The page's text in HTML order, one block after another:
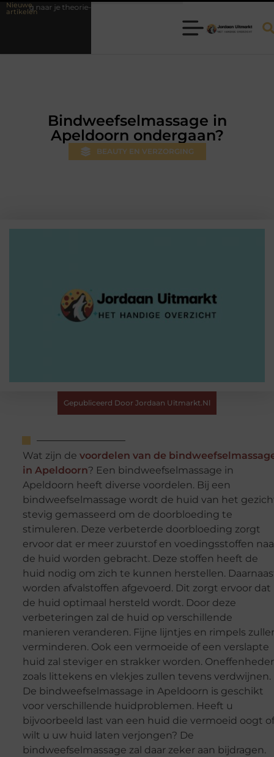
Nieuwe
artikelen
je theorie-examen
Bindweefselmassage in
Apeldoorn ondergaan?
BEAUTY EN VERZORGING
Gepubliceerd Door Jordaan Uitmarkt.nl
Wat zijn de voordelen van de
in Apeldoorn? Een bindweefselmassage in
Apeldoorn heeft diverse voordelen. Bij een
bindweefselmassage wordt de huid van het
stevig gemasseerd om de doorbloeding te
stimuleren. Deze verbeterde doorbloeding zorgt
ervoor dat er meer zuurstof en voedingsstoffen
de huid worden gebracht. Deze stoffen heeft de
huid nodig om zich te kunnen herstellen.
worden afvalstoffen afgevoerd. Dit zorgt ervoor dat
de huid optimaal hersteld wordt. Door deze
verbeteringen zal de huid op verschillende
manieren veranderen. Fijne lijntjes en rimpels
verminderen. Ook een vermoeide of een verslapte
huid zal steviger en strakker worden.
zoals littekens en vlekjes zullen tevens verdwijnen.
De bindweefselmassage in Apeldoorn is geschikt
voor verschillende huidproblemen. Heeft u
bijvoorbeeld last van een huid die vermoeid oogt of
wilt u uw huid laten verjongen? De
bindweefselmassage zal daar zeker aan bijdragen.